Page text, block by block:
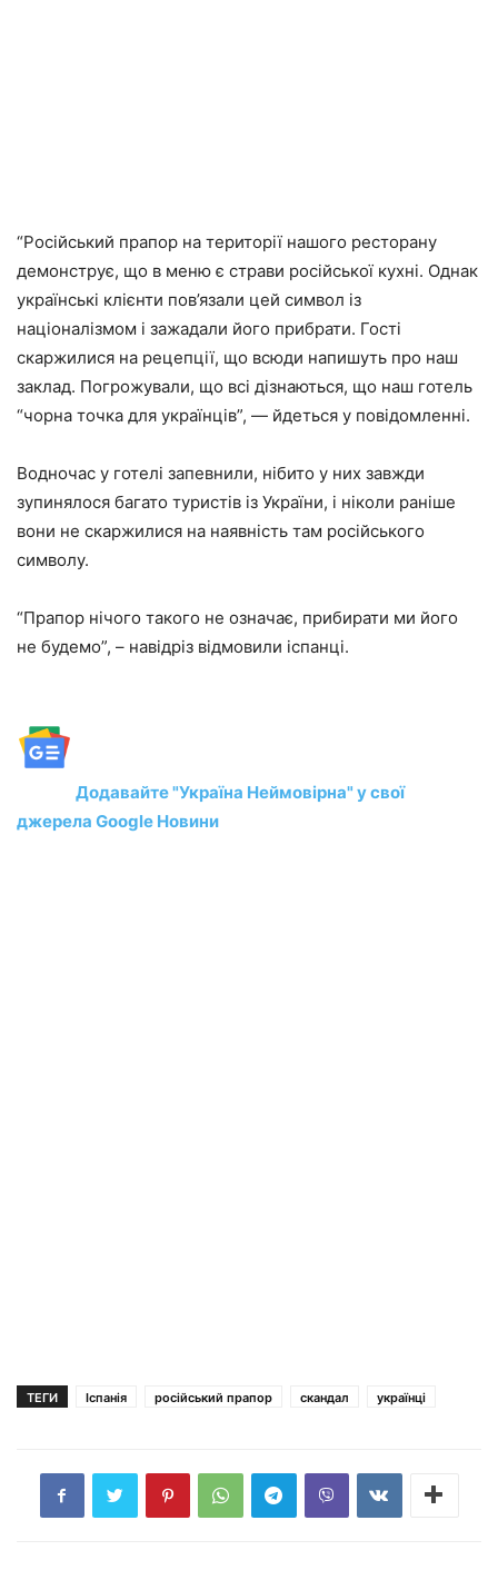
“Російський прапор на території нашого ресторану
демонструє, що в меню є страви російської кухні. Однак
українські клієнти пов’язали цей символ із
націоналізмом і зажадали його прибрати. Гості
скаржилися на рецепції, що всюди напишуть про наш
заклад. Погрожували, що всі дізнаються, що наш готель
“чорна точка для українців”, — йдеться у повідомленні.
Водночас у готелі запевнили, нібито у них завжди
зупинялося багато туристів із України, і ніколи раніше
вони не скаржилися на наявність там російського
символу.
“Прапор нічого такого не означає, прибирати ми його
не будемо”, – навідріз відмовили іспанці.
Додавайте "Україна Неймовірна" у свої
джерела Google Новини
ТЕГИ Іспанія російський прапор скандал українці